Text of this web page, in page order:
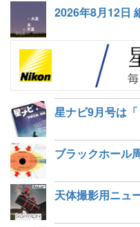
2026年8月12日